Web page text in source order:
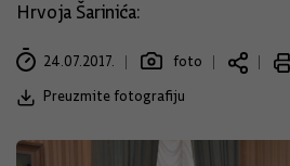
Hrvoja Šarinića:
24.07.2017. foto
Preuzmite fotografiju